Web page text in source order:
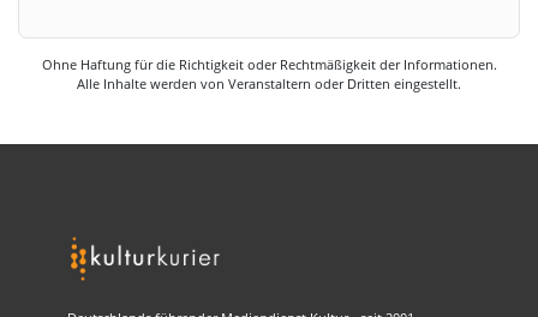
Ohne Haftung für die Richtigkeit oder Rechtmäßigkeit der Informationen.
Alle Inhalte werden von Veranstaltern oder Dritten eingestellt.